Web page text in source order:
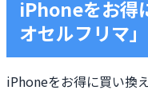
iPhoneをお得
オセルフリマ」
iPhoneをお得に買い換